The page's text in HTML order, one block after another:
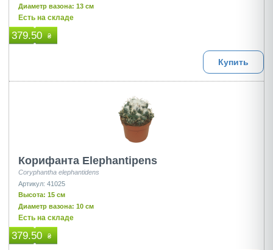
Диаметр вазона: 13 см
Есть на складе
379.50 ₴
Купить
Корифанта Elephantipens
Coryphantha elephantidens
Артикул: 41025
Высота: 15 см
Диаметр вазона: 10 см
Есть на складе
379.50 ₴